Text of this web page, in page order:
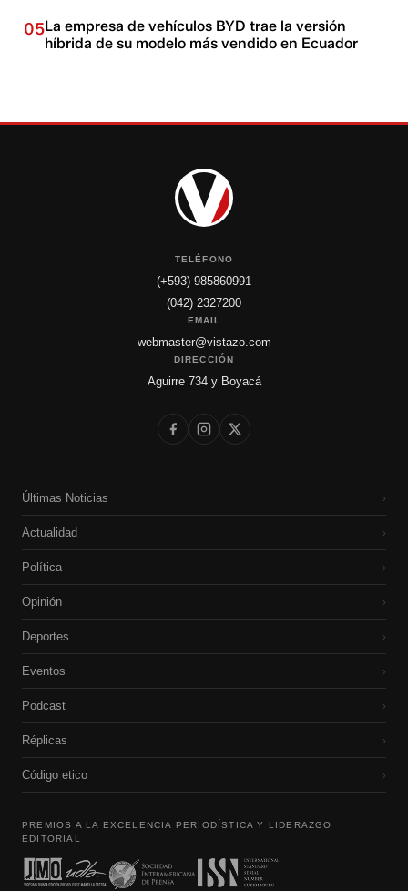
05La empresa de vehículos BYD trae la versión
híbrida de su modelo más vendido en Ecuador
TELÉFONO
(+593) 985860991
(042) 2327200
EMAIL
webmaster@vistazo.com
DIRECCIÓN
Aguirre 734 y Boyacá
Últimas Noticias ›
Actualidad ›
Política ›
Opinión ›
Deportes ›
Eventos ›
Podcast ›
Réplicas ›
Código etico ›
PREMIOS A LA EXCELENCIA PERIODÍSTICA Y LIDERAZGO
EDITORIAL